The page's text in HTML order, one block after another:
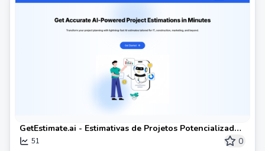
GetEstimate.ai - Estimativas de Projetos Potencializadas
por IA
51 0